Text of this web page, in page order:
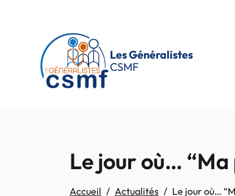
Les Généralistes
CSMF
Le jour où…
Accueil Actualités Le jour où…